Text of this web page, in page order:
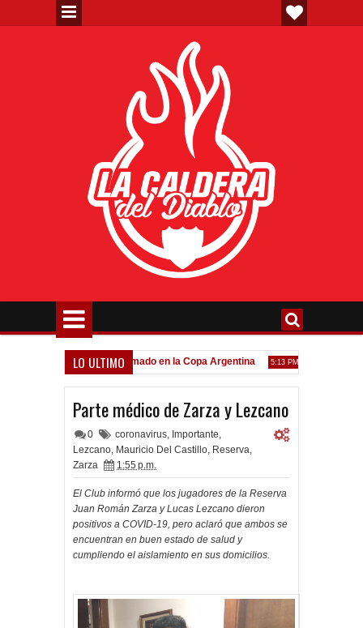
LO ULTIMO
Todo confirmado en la Copa Argentina 5:13 PM Goleada histórica
Parte médico de Zarza y Lezcano
0 coronavirus, Importante,
Lezcano, Mauricio Del Castillo, Reserva,
Zarza
1:55 p.m.
El Club informó que los jugadores de la Reserva
Juan Román Zarza y Lucas Lezcano dieron
positivos a COVID-19, pero aclaró que ambos se
encuentran en buen estado de salud y
cumpliendo el aislamiento en sus domicilios.